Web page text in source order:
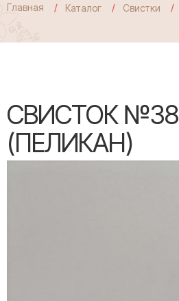
Главная Каталог Свистки
СВИСТОК №38
(ПЕЛИКАН)